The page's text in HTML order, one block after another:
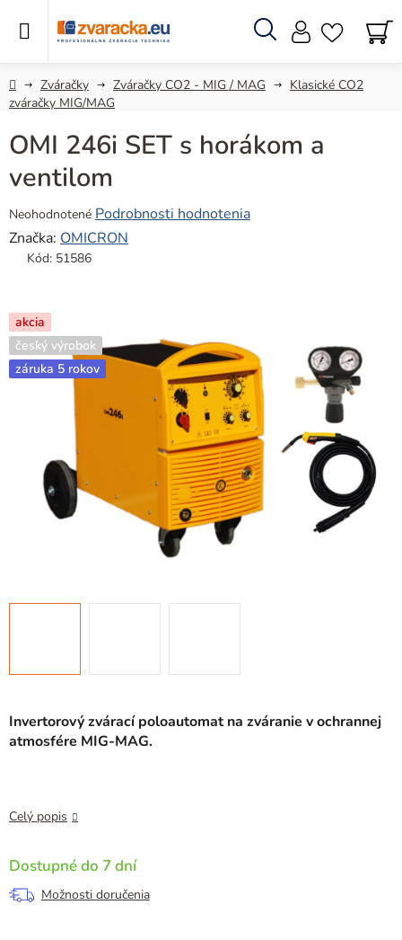
Hľadať
DomovZváračky Zváračky CO2 - MIG / MAG
Klasické CO2
zváračky MIG/MAG
Invertorový zvárací poloautomat na zváranie v ochrannej
atmosfére MIG-MAG.
Celý popis
Dostupné do 7 dní
Možnosti doručenia
OMI 246i SET s horákom a
ventilom
Priemerné
hodnotenie
produktu
z
5
hviezdičiek.
Neohodnotené Podrobnosti hodnotenia
Značka: OMICRON
Kód: 51586
akcia
český výrobok
záruka 5 rokov